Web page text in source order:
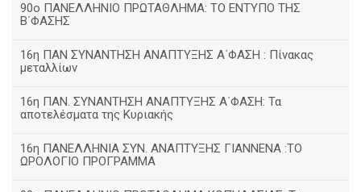
90ο ΠΑΝΕΛΛΗΝΙΟ ΠΡΩΤΑΘΛΗΜΑ: ΤΟ ΕΝΤΥΠΟ ΤΗΣ
Β΄ΦΑΣΗΣ
16η ΠΑΝ ΣΥΝΑΝΤΗΣΗ ΑΝΑΠΤΥΞΗΣ Α΄ΦΑΣΗ : Πίνακας
μεταλλίων
16η ΠΑΝ. ΣΥΝΑΝΤΗΣΗ ΑΝΑΠΤΥΞΗΣ Α΄ΦΑΣΗ: Τα
αποτελέσματα της Κυριακής
16η ΠΑΝΕΛΛΗΝΙΑ ΣΥΝ. ΑΝΑΠΤΥΞΗΣ ΓΙΑΝΝΕΝΑ :ΤΟ
ΩΡΟΛΟΓΙΟ ΠΡΟΓΡΑΜΜΑ